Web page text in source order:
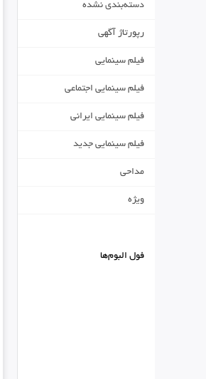
دسته‌بندی نشده
رپورتاژ آگهی
فیلم سینمایی
فیلم سینمایی اجتماعی
فیلم سینمایی ایرانی
فیلم سینمایی جدید
مداحی
ویژه
فول البوم‌ها